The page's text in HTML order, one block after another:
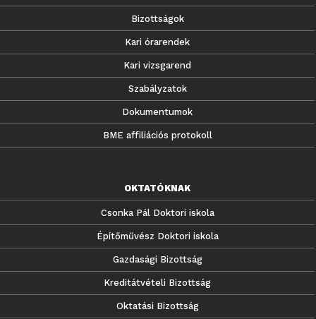
Bizottságok
Kari órarendek
Kari vizsgarend
Szabályzatok
Dokumentumok
BME affiliációs protokoll
OKTATÓKNAK
Csonka Pál Doktori iskola
Építőművész Doktori iskola
Gazdasági Bizottság
Kreditátvételi Bizottság
Oktatási Bizottság